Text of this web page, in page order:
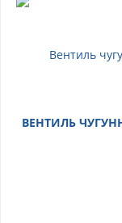
ВЕНТИЛЬ